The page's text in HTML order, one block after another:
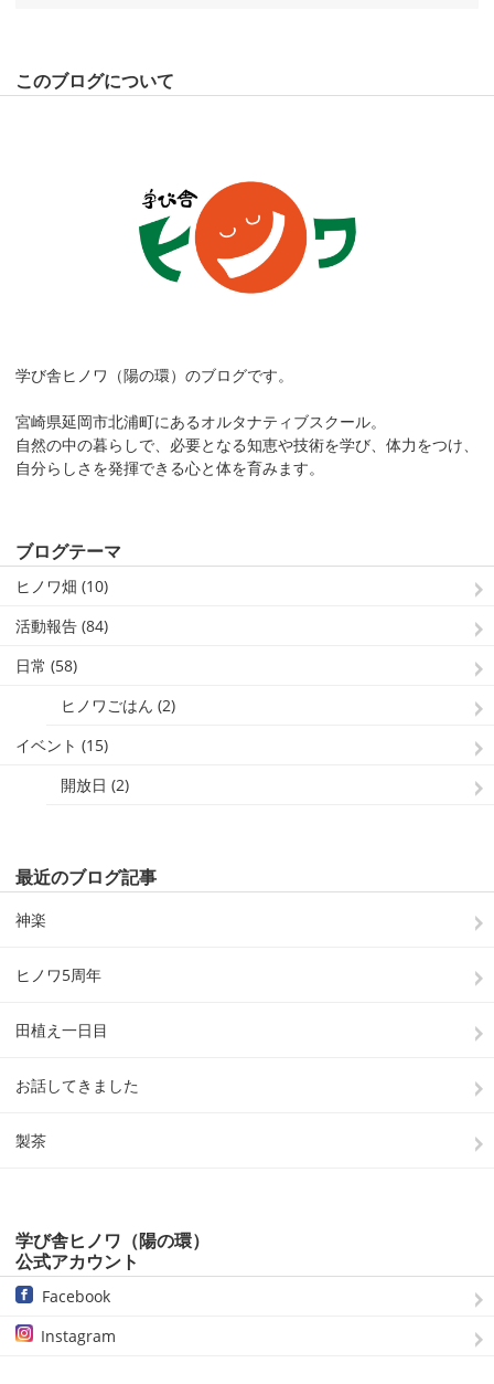
このブログについて
学び舎ヒノワ（陽の環）のブログです。
宮崎県延岡市北浦町にあるオルタナティブスクール。
自然の中の暮らしで、必要となる知恵や技術を学び、体力をつけ、
自分らしさを発揮できる心と体を育みます。
ブログテーマ
ヒノワ畑 (10)
活動報告 (84)
日常 (58)
ヒノワごはん (2)
イベント (15)
開放日 (2)
最近のブログ記事
神楽
ヒノワ5周年
田植え一日目
お話してきました
製茶
学び舎ヒノワ（陽の環）
公式アカウント
Facebook
Instagram